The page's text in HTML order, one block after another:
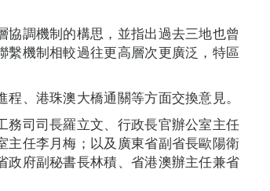
調機制的構思，並指出過去三地也曾
機制相較過往更高層次更廣泛，特區
、港珠澳大橋通關等方面交換意見。
務司司長羅立文、行政長官辦公室主任
主任李月梅；以及廣東省副省長歐陽衛
政府副秘書長林積、省港澳辦主任兼省